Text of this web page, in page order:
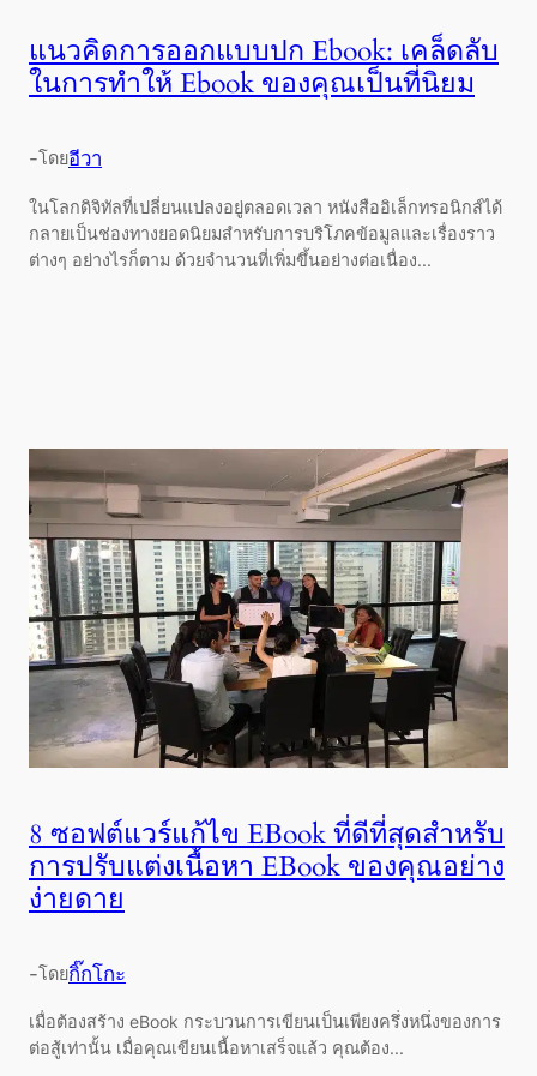
แนวคิดการออกแบบปก Ebook: เคล็ดลับ
ในการทำให้ Ebook ของคุณเป็นที่นิยม
-โดยอีวา
ในโลกดิจิทัลที่เปลี่ยนแปลงอยู่ตลอดเวลา หนังสืออิเล็กทรอนิกส์ได้
กลายเป็นช่องทางยอดนิยมสำหรับการบริโภคข้อมูลและเรื่องราว
ต่างๆ อย่างไรก็ตาม ด้วยจำนวนที่เพิ่มขึ้นอย่างต่อเนื่อง...
8 ซอฟต์แวร์แก้ไข EBook ที่ดีที่สุดสำหรับ
การปรับแต่งเนื้อหา EBook ของคุณอย่าง
ง่ายดาย
-โดยกิ๊กโกะ
เมื่อต้องสร้าง eBook กระบวนการเขียนเป็นเพียงครึ่งหนึ่งของการ
ต่อสู้เท่านั้น เมื่อคุณเขียนเนื้อหาเสร็จแล้ว คุณต้อง...